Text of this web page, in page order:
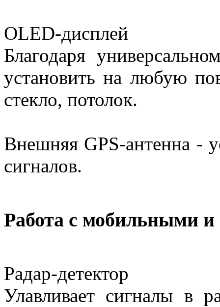
OLED-дисплей
Благодаря
установить на любую
стекло, потолок.
Внешняя GPS-антенна -
сигналов.
Работа с мобильными
Радар-детектор
Улавливает сигналы в